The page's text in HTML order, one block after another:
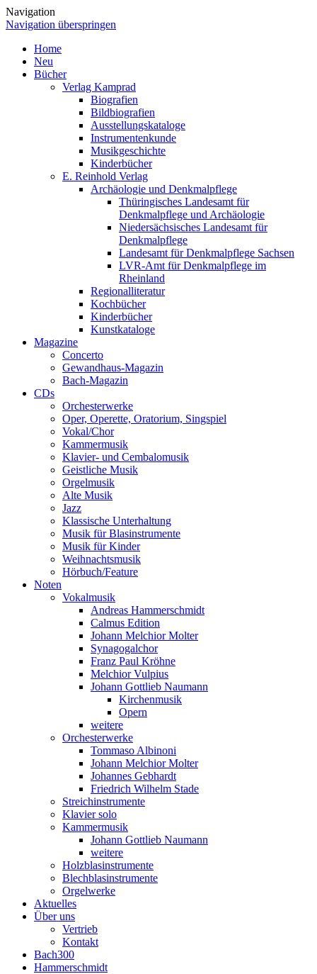
Navigation
Navigation überspringen
Home
Neu
Bücher
Verlag Kamprad
Biografien
Bildbiografien
Ausstellungskataloge
Instrumentenkunde
Musikgeschichte
Kinderbücher
E. Reinhold Verlag
Archäologie und Denkmalpflege
Thüringisches Landesamt für
Denkmalpflege und Archäologie
Niedersächsisches Landesamt für
Denkmalpflege
Landesamt für Denkmalpflege Sachsen
LVR-Amt für Denkmalpflege im
Rheinland
Regionalliteratur
Kochbücher
Kinderbücher
Kunstkataloge
Magazine
Concerto
Gewandhaus-Magazin
Bach-Magazin
CDs
Orchesterwerke
Oper, Operette, Oratorium, Singspiel
Vokal/Chor
Kammermusik
Klavier- und Cembalomusik
Geistliche Musik
Orgelmusik
Alte Musik
Jazz
Klassische Unterhaltung
Musik für Blasinstrumente
Musik für Kinder
Weihnachtsmusik
Hörbuch/Feature
Noten
Vokalmusik
Andreas Hammerschmidt
Calmus Edition
Johann Melchior Molter
Synagogalchor
Franz Paul Kröhne
Melchior Vulpius
Johann Gottlieb Naumann
Kirchenmusik
Opern
weitere
Orchesterwerke
Tommaso Albinoni
Johann Melchior Molter
Johannes Gebhardt
Friedrich Wilhelm Stade
Streichinstrumente
Klavier solo
Kammermusik
Johann Gottlieb Naumann
weitere
Holzblasinstrumente
Blechblasinstrumente
Orgelwerke
Aktuelles
Über uns
Vertrieb
Kontakt
Bach300
Hammerschmidt